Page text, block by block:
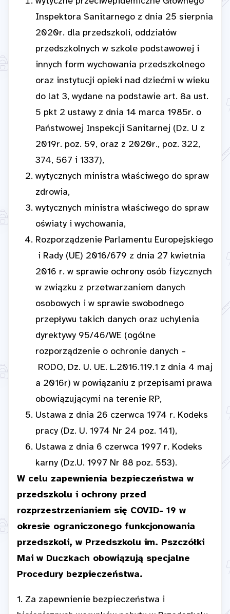
Inspektora Sanitarnego z dnia 25 sierpnia
2020r. dla przedszkoli, oddziałów
przedszkolnych w szkole podstawowej i
innych form wychowania przedszkolnego
oraz instytucji opieki nad dziećmi w wieku
do lat 3, wydane na podstawie art. 8a ust.
5 pkt 2 ustawy z dnia 14 marca 1985r. o
Państwowej Inspekcji Sanitarnej (Dz. U z
2019r. poz. 59, oraz z 2020r., poz. 322,
374, 567 i 1337),
wytycznych ministra właściwego do spraw
zdrowia,
wytycznych ministra właściwego do spraw
oświaty i wychowania,
Rozporządzenie Parlamentu Europejskiego
i Rady (UE) 2016/679 z dnia 27 kwietnia
2016 r. w sprawie ochrony osób fizycznych
w związku z przetwarzaniem danych
osobowych i w sprawie swobodnego
przepływu takich danych oraz uchylenia
dyrektywy 95/46/WE (ogólne
rozporządzenie o ochronie danych –
RODO, Dz. U. UE. L.2016.119.1 z dnia 4 maj
a 2016r) w powiązaniu z przepisami prawa
obowiązującymi na terenie RP,
Ustawa z dnia 26 czerwca 1974 r. Kodeks
pracy (Dz. U. 1974 Nr 24 poz. 141),
Ustawa z dnia 6 czerwca 1997 r. Kodeks
karny (Dz.U. 1997 Nr 88 poz. 553).
W celu zapewnienia bezpieczeństwa w
przedszkolu i ochrony przed
rozprzestrzenianiem się COVID- 19 w
okresie ograniczonego funkcjonowania
przedszkoli, w Przedszkolu im. Pszczółki
Mai w Duczkach obowiązują specjalne
Procedury bezpieczeństwa.
1. Za zapewnienie bezpieczeństwa i